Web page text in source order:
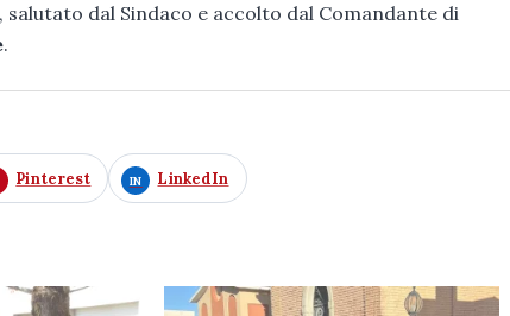
salutato dal Sindaco e accolto dal Comandante di
.
Pinterest LinkedIn